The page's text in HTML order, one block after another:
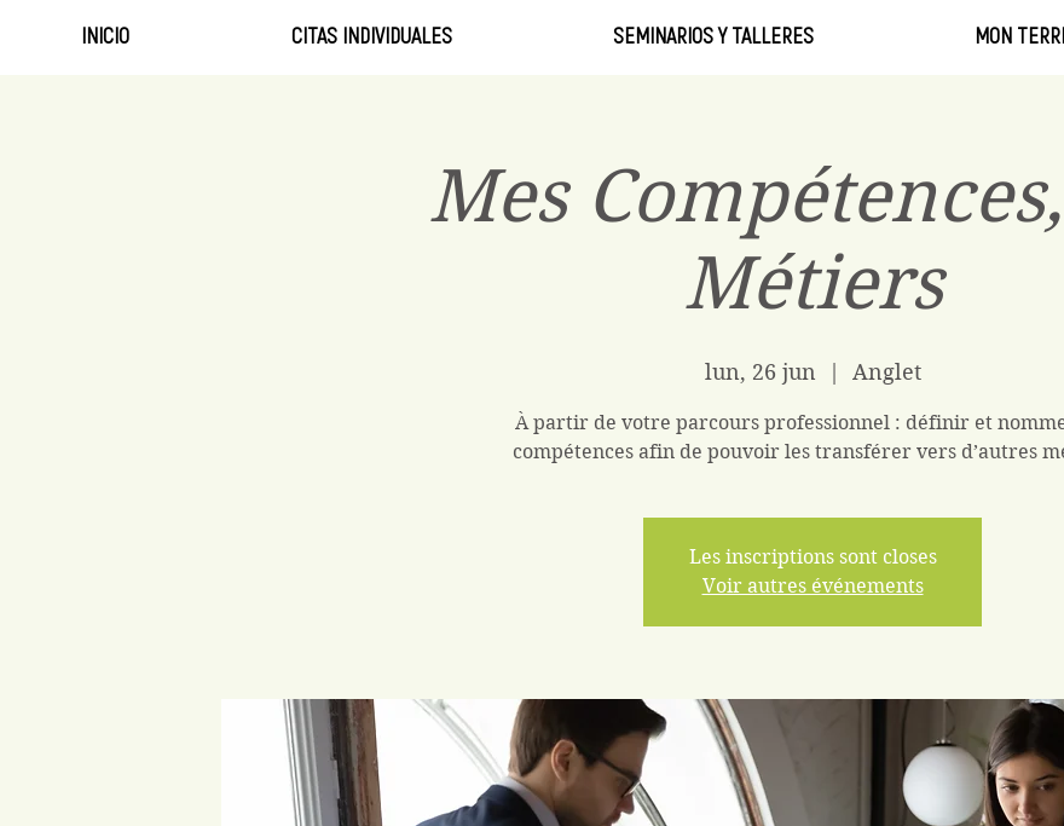
INICIO CITAS INDIVIDUALES SEMINARIOS Y TALLERES MON
Mes
Métiers
lun, 26 jun Anglet
À partir de votre parcours professionnel : définir et
compétences afin de pouvoir les transférer vers d’autres
Les inscriptions sont closes
Voir autres événements